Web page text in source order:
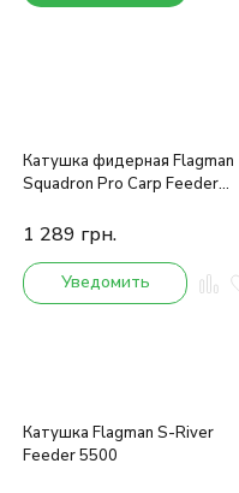
Катушка фидерная Flagman
Squadron Pro Carp Feeder
1 289 грн.
Уведомить
Катушка Flagman S-River
Feeder 5500